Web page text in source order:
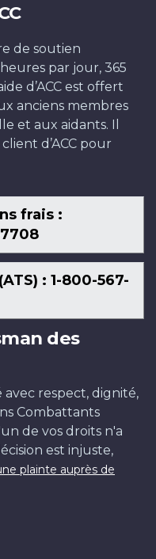
de soutien
par jour, 365
d’ACC est offert
anciens membres
et aux aidants. Il
d’ACC pour
frais :
: 1-800-567-
des
respect, dignité,
Combattants
de vos droits n'a
est injuste,
plainte auprès de